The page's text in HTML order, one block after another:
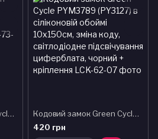
Замок на ключі Green Cycle GLK-220 з обплетеним тросом 12х150cm, чорний
Кодовий замок Green Cycle PYM3789 (PY3127) в сіліконовій обоймі 10x150см, зміна коду, світлодіодне підсвічування циферблата, чорний + кріплення
420 грн